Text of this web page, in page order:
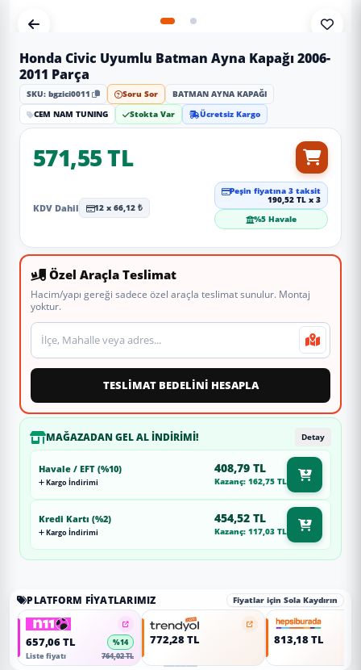
Honda Civic Uyumlu Batman Ayna Kapağı 2006-
2011 Parça
SKU: bgzici0011 Soru Sor
BATMAN AYNA KAPAĞI
CEM NAM TUNING
Stokta Var Ücretsiz Kargo
571,55 TL
KDV Dahil 12 x 66,12 ₺
Peşin fiyatına 3 taksit
190,52 TL x 3
%5 Havale
Özel Araçla Teslimat
Hacim/yapı gereği sadece özel araçla teslimat sunulur. Montaj
yoktur.
Teslimat veya montaj adresi
TESLİMAT BEDELİNİ HESAPLA
MAĞAZADAN GEL AL İNDIRIMI! Detay
Havale / EFT (%10)
Kargo İndirimi
408,79 TL
Kazanç: 162,75 TL
Kredi Kartı (%2)
Kargo İndirimi
454,52 TL
Kazanç: 117,03 TL
PLATFORM FIYATLARIMIZ Fiyatlar için Sola Kaydırın
657,06 TL
%14
Liste fiyatı
764,02 TL
772,28 TL 813,18 TL